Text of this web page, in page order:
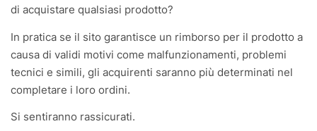
di acquistare qualsiasi prodotto?
In pratica se il sito garantisce un rimborso per il prodotto a
causa di validi motivi come malfunzionamenti, problemi
tecnici e simili, gli acquirenti saranno più determinati nel
completare i loro ordini.
Si sentiranno rassicurati.